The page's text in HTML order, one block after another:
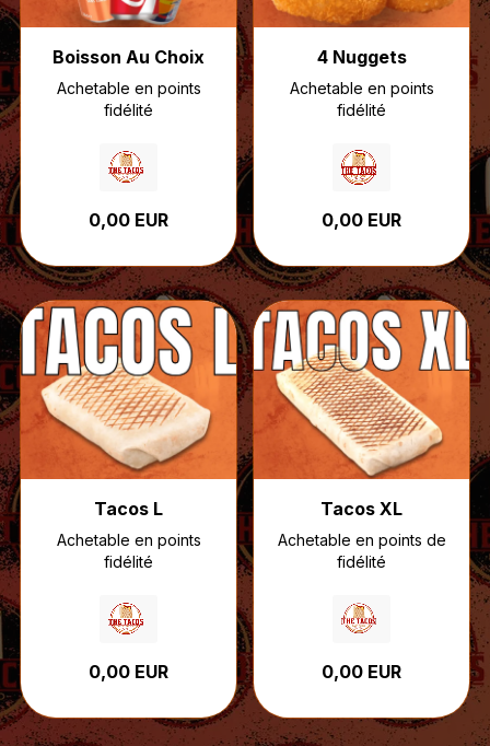
Boisson Au Choix
Achetable en points
fidélité
0,00 EUR
4 Nuggets
Achetable en points
fidélité
0,00 EUR
Tacos L
Achetable en points
fidélité
0,00 EUR
Tacos XL
Achetable en points de
fidélité
0,00 EUR